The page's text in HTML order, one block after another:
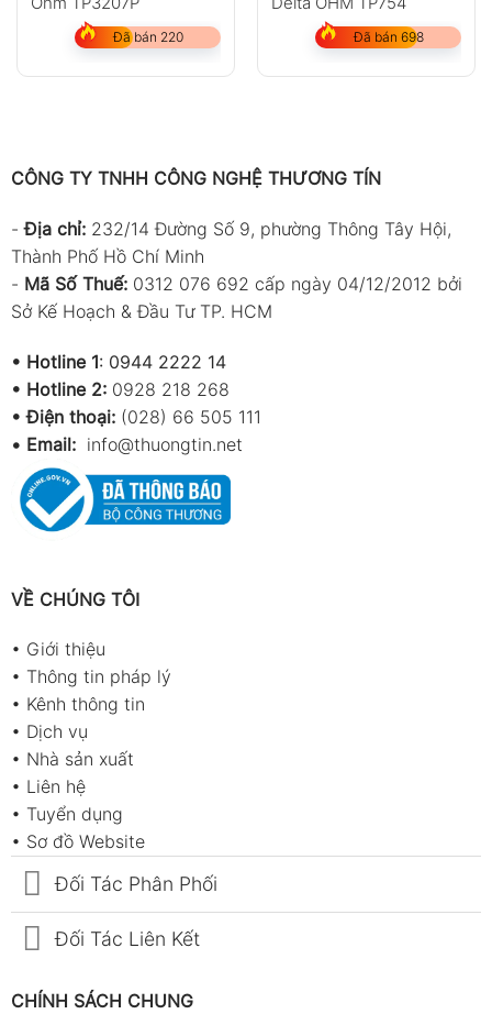
Đã bán 220 Đã bán 698
CÔNG TY TNHH CÔNG NGHỆ THƯƠNG TÍN
-Địa chỉ: 232/14 Đường Số 9, phường Thông Tây Hội,
Thành Phố Hồ Chí Minh
- Mã Số Thuế: 0312 076 692 cấp ngày 04/12/2012 bởi
Sở Kế Hoạch & Đầu Tư TP. HCM
• Hotline 1: 0944 2222 14
• Hotline 2: 0928 218 268
• Điện thoại: (028) 66 505 111
• Email: info@thuongtin.net
VỀ CHÚNG TÔI
• Giới thiệu
• Thông tin pháp lý
• Kênh thông tin
• Dịch vụ
• Nhà sản xuất
• Liên hệ
• Tuyển dụng
• Sơ đồ Website
Đối Tác Phân Phối
Đối Tác Liên Kết
CHÍNH SÁCH CHUNG